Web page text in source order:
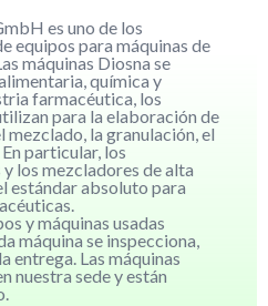
es uno de los
equipos para máquinas de
máquinas Diosna se
química y
farmacéutica, los
para la elaboración de
mezclado, la granulación, el
particular, los
los mezcladores de alta
estándar absoluto para
y máquinas usadas
máquina se inspecciona,
entrega. Las máquinas
nuestra sede y están